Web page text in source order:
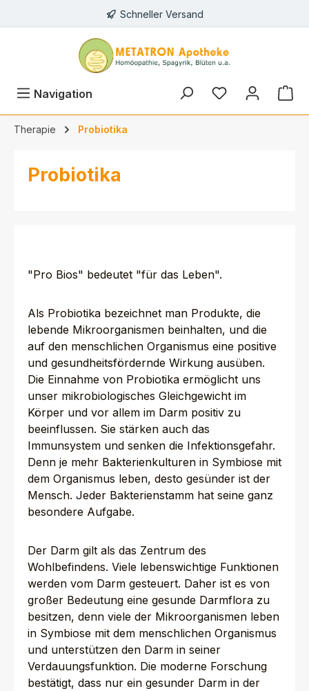
Schneller Versand
Navigation Du hast 0
Therapie Probiotika
Probiotika
"Pro Bios" bedeutet "für das Leben".
Als Probiotika bezeichnet man Produkte, die
lebende Mikroorganismen beinhalten, und die
auf den menschlichen Organismus eine positive
und gesundheitsfördernde Wirkung ausüben.
Die Einnahme von Probiotika ermöglicht uns
unser mikrobiologisches Gleichgewicht im
Körper und vor allem im Darm positiv zu
beeinflussen. Sie stärken auch das
Immunsystem und senken die Infektionsgefahr.
Denn je mehr Bakterienkulturen in Symbiose mit
dem Organismus leben, desto gesünder ist der
Mensch. Jeder Bakterienstamm hat seine ganz
besondere Aufgabe.
Der Darm gilt als das Zentrum des
Wohlbefindens. Viele lebenswichtige Funktionen
werden vom Darm gesteuert. Daher ist es von
großer Bedeutung eine gesunde Darmflora zu
besitzen, denn viele der Mikroorganismen leben
in Symbiose mit dem menschlichen Organismus
und unterstützen den Darm in seiner
Verdauungsfunktion. Die moderne Forschung
bestätigt, dass nur ein gesunder Darm in der